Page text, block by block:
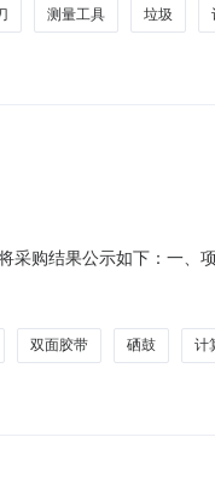
测量工具 垃圾
购结果公示如下：一、
人民政府采购单位地址:
双面胶带 硒鼓 计